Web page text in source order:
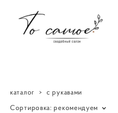
каталог > с рукавами
Сортировка: рекомендуем